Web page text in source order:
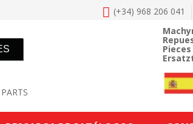
(+34) 968 206 041